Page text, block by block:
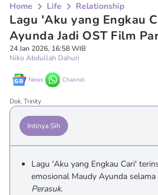
Home Life Relationship
Lagu 'Aku yang Engkau
Ayunda Jadi OST Film
24 Jan 2026, 16:58 WIB
Niko Abdullah Dahuri
News Channel
Dok. Trinity
Intinya Sih
Lagu 'Aku yang Engkau Cari'
emosional Maudy Ayunda
Perasuk.